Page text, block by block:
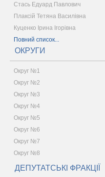
Стась Едуард Павлович
Плаксій Тетяна Василівна
Куценко Ірина Ігорівна
Повний список...
ОКРУГИ
Округ №1
Округ №2
Округ №3
Округ №4
Округ №5
Округ №6
Округ №7
Округ №8
ДЕПУТАТСЬКІ ФРАКЦІЇ